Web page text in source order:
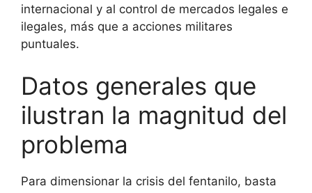
internacional y al control de mercados legales e
ilegales, más que a acciones militares
puntuales.
Datos generales que
ilustran la magnitud del
problema
Para dimensionar la crisis del fentanilo, basta